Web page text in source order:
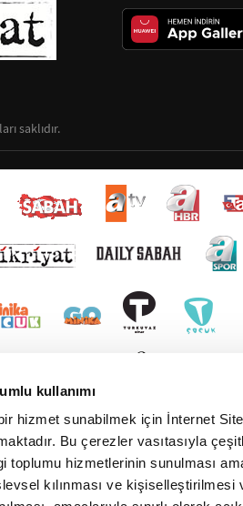
kullanımı
hizmet sunabilmek için İnternet
Bu çerezler vasıtasıyla
toplumu hizmetlerinin sunulması
kılınması ve
saklıdır.